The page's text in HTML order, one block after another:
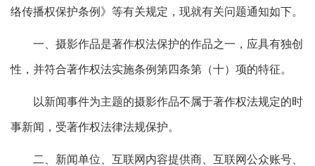
络传播权保护条例》等有关规定，现就有关问题通知如下。
一、摄影作品是著作权法保护的作品之一，应具有独创
性，并符合著作权法实施条例第四条第（十）项的特征。
以新闻事件为主题的摄影作品不属于著作权法规定的时
事新闻，受著作权法律法规保护。
二、新闻单位、互联网内容提供商、互联网公众账号、